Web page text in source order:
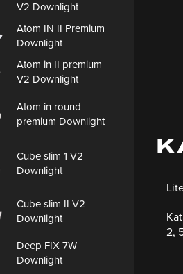
2,
V2 Downlight
Atom IN II Premium
Downlight
Atom in II premium
V2 Downlight
Atom in round
premium Downlight
Cube slim 1 V2
Downlight
Cube slim II V2
Downlight
Deep FIX 7W
Downlight